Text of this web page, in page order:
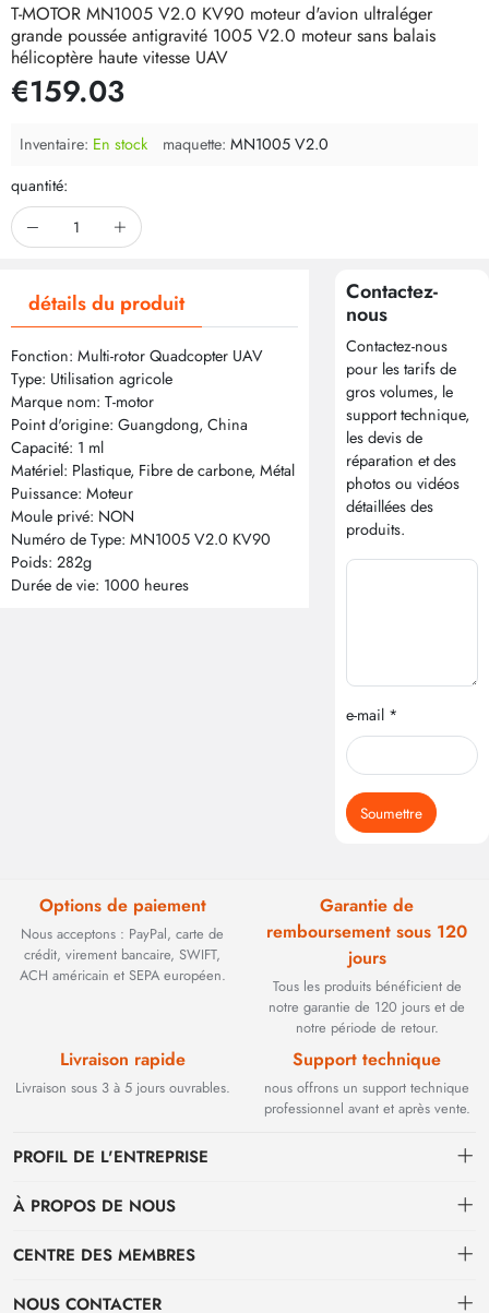
T-MOTOR MN1005 V2.0 KV90 moteur d'avion ultraléger
grande poussée antigravité 1005 V2.0 moteur sans balais
hélicoptère haute vitesse UAV
€159.03
Inventaire: En stock maquette: MN1005 V2.0
quantité:
détails du produit
Fonction: Multi-rotor Quadcopter UAV
Type: Utilisation agricole
Marque nom: T-motor
Point d'origine: Guangdong, China
Capacité: 1 ml
Matériel: Plastique, Fibre de carbone, Métal
Puissance: Moteur
Moule privé: NON
Numéro de Type: MN1005 V2.0 KV90
Poids: 282g
Durée de vie: 1000 heures
Contactez-
nous
Contactez-nous
pour les tarifs de
gros volumes, le
support technique,
les devis de
réparation et des
photos ou vidéos
détaillées des
produits.
e-mail *
Soumettre
Options de paiement
Nous acceptons : PayPal, carte de
crédit, virement bancaire, SWIFT,
ACH américain et SEPA européen.
Garantie de
remboursement sous 120
jours
Tous les produits bénéficient de
notre garantie de 120 jours et de
notre période de retour.
Livraison rapide
Livraison sous 3 à 5 jours ouvrables.
Support technique
nous offrons un support technique
professionnel avant et après vente.
PROFIL DE L'ENTREPRISE
Fondée en 2002, BEYOND TECHNOLOGY INTERNATIONAL LIMITED
performance. Face à l'évolution des réseaux industriels, nous avons
À PROPOS DE NOUS
Contact
CENTRE DES MEMBRES
centre personnel
NOUS CONTACTER